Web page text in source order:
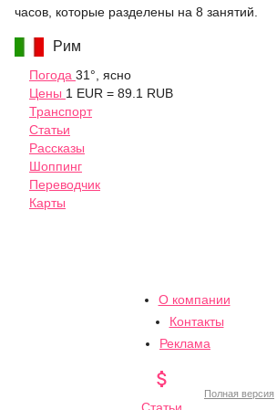
часов, которые разделены на 8 занятий.
Рим
Погода 31°, ясно
Цены 1 EUR = 89.1 RUB
Транспорт
Статьи
Рассказы
Шоппинг
Переводчик
Карты
О компании
Контакты
Реклама

Статьи
Полная версия